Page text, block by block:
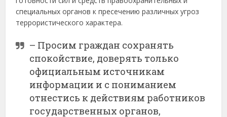
специальных органов к пресечению различных угроз
террористического характера.
– Просим граждан сохранять
спокойствие, доверять только
официальным источникам
информации и с пониманием
отнестись к действиям работников
государственных органов,